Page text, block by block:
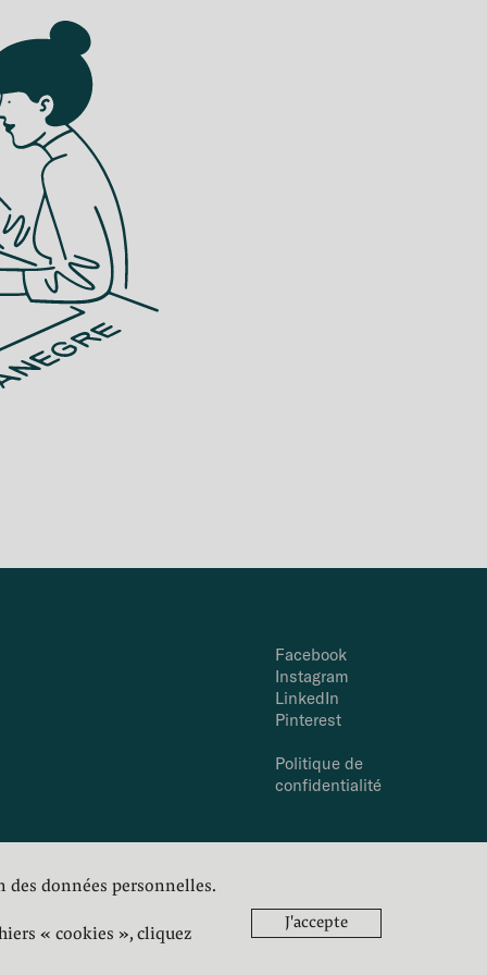
données personnelles.
« cookies », cliquez
J'accepte
Facebook
Instagram
LinkedIn
Pinterest
Politique de
confidentialité